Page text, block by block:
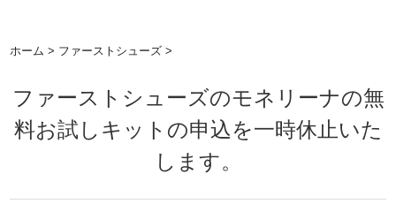
ホーム > ファーストシューズ >
ファーストシューズのモネリーナの無
料お試しキットの申込を一時休止いた
します。